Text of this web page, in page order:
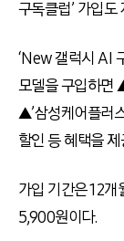
구독클럽’ 가입
‘New 갤럭시 AI
모델을 구입하면
▲’삼성케어플러
할인 등 혜택을 제
가입 기간은 12
5,900원이다.